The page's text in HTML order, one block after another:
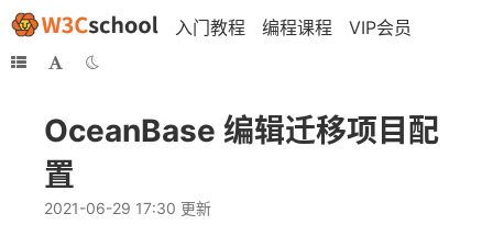
入门教程 编程课程 VIP会员
OceanBase 编辑迁移项目配
置
2021-06-29 17:30 更新